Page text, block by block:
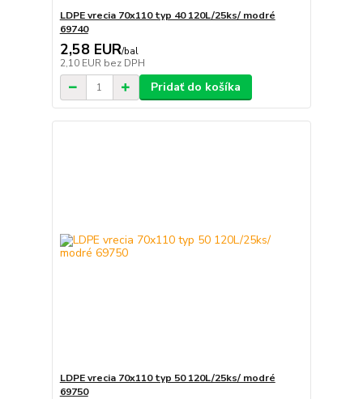
LDPE vrecia 70x110 typ 40 120L/25ks/ modré
69740
2,58 EUR/bal
2,10 EUR bez DPH
Pridať do košíka
LDPE vrecia 70x110 typ 50 120L/25ks/ modré
69750